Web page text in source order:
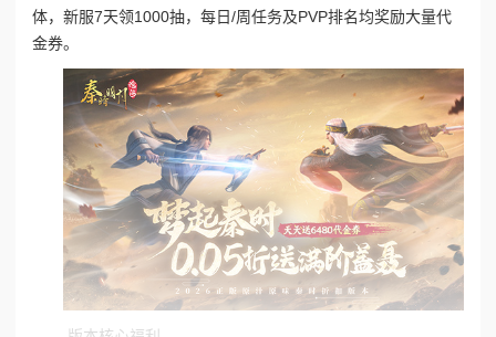
体，新服7天领1000抽，每日/周任务及PVP排名均奖励大量代
金券。